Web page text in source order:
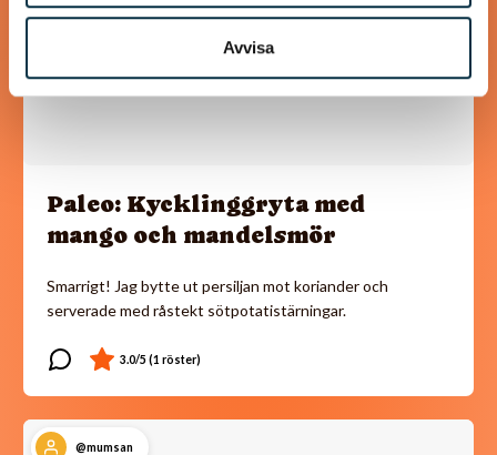
Avvisa
Paleo: Kycklinggryta med
mango och mandelsmör
Smarrigt! Jag bytte ut persiljan mot koriander och
serverade med råstekt sötpotatistärningar.
@mumsan